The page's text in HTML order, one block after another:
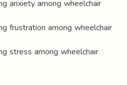
anxiety among wheelchair
frustration among wheelchair
stress among wheelchair